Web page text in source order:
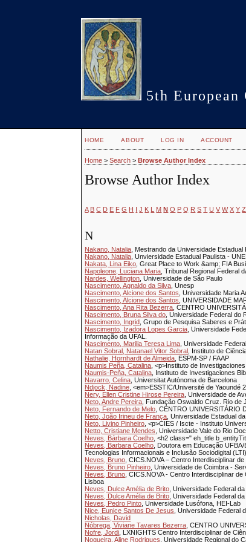
5th European
HOME ABOUT LOG IN ACCOUNT
Home >Search >Browse Author Index
Browse Author Index
A B C D E F G H I J K L M N O P Q R S T U V W X Y Z
N
Nakano, Natalia , Mestrando da Universidade
Nakano, Natalia , Unviersidade Estadual Paulista -
Nakata, Lina Eiko , Great Place to Work &amp; FIA
Napoleone, Luciana Maria , Tribunal Regional Federal
Nardes, Wellington , Universidade de São Paulo
Nascimento, Agnaldo da Silva , Unesp
Nascimento, Alcione dos Santos , Universidade Maria
Nascimento, Alcione dos Santos , UNIVERSIDADE
Nascimento, Ana Rita Bezerra , CENTRO
Nascimento, Bruna Silva do , Universidade Federal do
Nascimento, Ingrid , Grupo de Pesquisa Saberes e
Nascimento, Izadora Lopes Garcia , Universidade
Informação da UFAL.
Nascimento, Marilia Teresa Lima , Universidade
Natan Sobral, Natanael Vitor Sobral
, Instituto de
Nathalie, Hornhardt de Almeida , ESPM-SP / FAAP
Naumis Peña, Catalina , <p>Instituto de
Naumis-Peña, Catalina , Instituto de Investigaciones
Navarro, Celina , Universitat Autònoma de Barcelona
Ndjock, Nadine , <em>ESSTIC/Université de Yaoundé
Nery, Ellen Cristine Hirose Pereira , Universidade de
Neto, Andre Pereira , Fundação Oswaldo Cruz. Rio de
Neto, Fernando de Melo , CENTRO UNIVERSITÁRIO
Neto, João Irineu de França , Universidade Estadual
Neto, Livino Pinheiro , <p>CIES / Iscte - Instituto
Netto, Cristiane Mendes , Universidade Vale do Rio
Neves, Bárbara Coelho , <h2 class=" eh_title
Neves, Barbara Coelho , Doutora em Educação
Tecnologias Informacionais e Inclusão Sociodigital (LTI).
Neves, Bruno , CICS.NOVA – Centro Interdisciplinar
Neves, Bruno Pinheiro , Universidade de Coimbra -
Neves, Bruno , CICS.NOVA - Centro Interdisciplinar
Lisboa
Neves, Dulce Amélia de Brito , Universidade Federal
Neves, Dulce Amélia de Brito , Universidade Federal
Neves, Pedro Pinto , Universidade Lusófona, HEI-Lab
Nice, Eunice Santos De Jesus , Universidade Federal
Nicholas, David
Nóbrega, Viviane Tavares Bezerra , CENTRO
Nofre, Jordi , LXNIGHTS Centro Interdisciplinar de
Nogueira, Aline Rodrigues , Universidade Regional do